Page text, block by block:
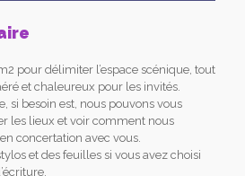
pour délimiter l’espace scénique, tout
et chaleureux pour les invités.
si besoin est, nous pouvons vous
les lieux et voir comment nous
concertation avec vous.
et des feuilles si vous avez choisi